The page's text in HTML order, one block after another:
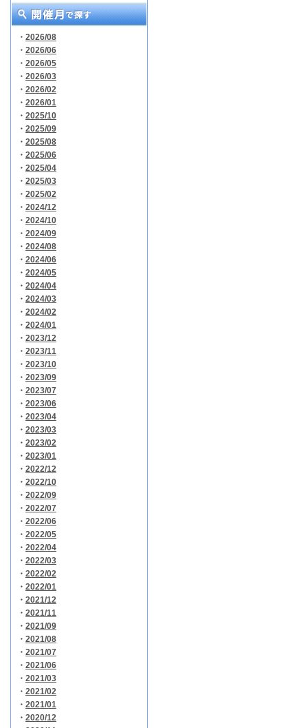
・ 2026/08
・ 2026/06
・ 2026/05
・ 2026/03
・ 2026/02
・ 2026/01
・ 2025/10
・ 2025/09
・ 2025/08
・ 2025/06
・ 2025/04
・ 2025/03
・ 2025/02
・ 2024/12
・ 2024/10
・ 2024/09
・ 2024/08
・ 2024/06
・ 2024/05
・ 2024/04
・ 2024/03
・ 2024/02
・ 2024/01
・ 2023/12
・ 2023/11
・ 2023/10
・ 2023/09
・ 2023/07
・ 2023/06
・ 2023/04
・ 2023/03
・ 2023/02
・ 2023/01
・ 2022/12
・ 2022/10
・ 2022/09
・ 2022/07
・ 2022/06
・ 2022/05
・ 2022/04
・ 2022/03
・ 2022/02
・ 2022/01
・ 2021/12
・ 2021/11
・ 2021/09
・ 2021/08
・ 2021/07
・ 2021/06
・ 2021/03
・ 2021/02
・ 2021/01
・ 2020/12